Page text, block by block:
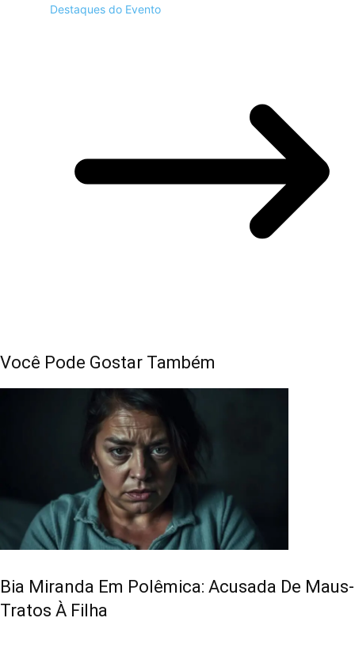
Destaques do Evento
Você Pode Gostar Também
Bia Miranda Em Polêmica: Acusada De Maus-
Tratos À Filha